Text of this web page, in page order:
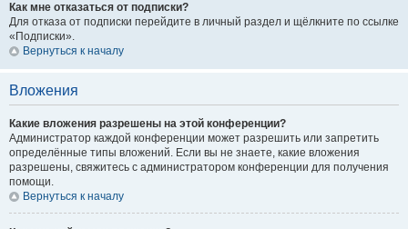
Как мне отказаться от подписки?
Для отказа от подписки перейдите в личный раздел и щёлкните по ссылке
«Подписки».
Вернуться к началу
Вложения
Какие вложения разрешены на этой конференции?
Администратор каждой конференции может разрешить или запретить
определённые типы вложений. Если вы не знаете, какие вложения
разрешены, свяжитесь с администратором конференции для получения
помощи.
Вернуться к началу